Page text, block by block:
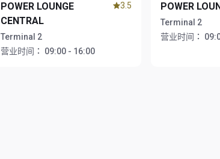
POWER LOUNGE
CENTRAL
Terminal 2
营业时间：
09:00 - 16:00
3.5 POWER
Terminal 2
营业时间：